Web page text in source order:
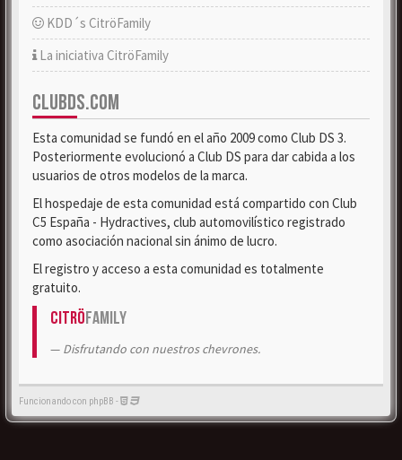
KDD´s CitröFamily
La iniciativa CitröFamily
CLUBDS.COM
Esta comunidad se fundó en el año 2009 como Club DS 3.
Posteriormente evolucionó a Club DS para dar cabida a los
usuarios de otros modelos de la marca.
El hospedaje de esta comunidad está compartido con Club
C5 España - Hydractives, club automovilístico registrado
como asociación nacional sin ánimo de lucro.
El registro y acceso a esta comunidad es totalmente
gratuito.
CitröFamily
Disfrutando con nuestros chevrones.
Funcionando con phpBB -